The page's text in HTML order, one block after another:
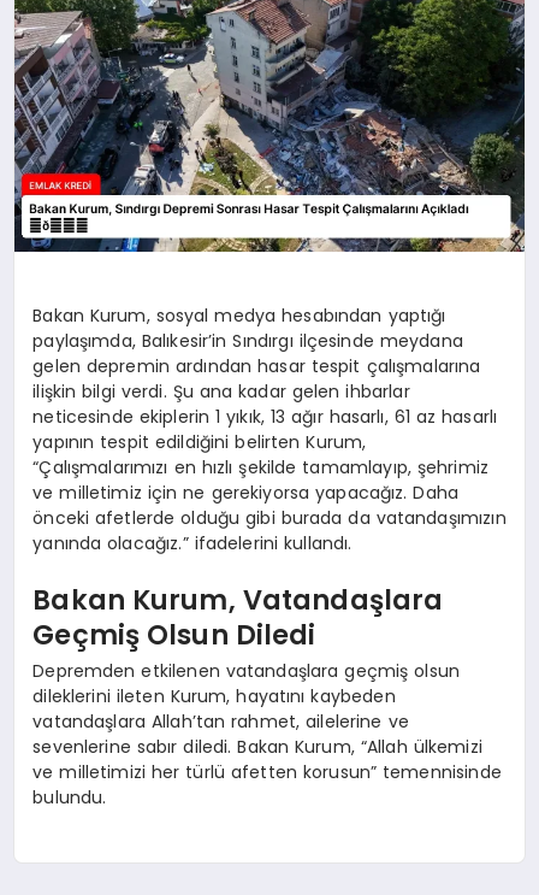
Bakan Kurum, sosyal medya hesabından yaptığı
paylaşımda, Balıkesir’in Sındırgı ilçesinde meydana
gelen depremin ardından hasar tespit çalışmalarına
ilişkin bilgi verdi. Şu ana kadar gelen ihbarlar
neticesinde ekiplerin 1 yıkık, 13 ağır hasarlı, 61 az hasarlı
yapının tespit edildiğini belirten Kurum,
“Çalışmalarımızı en hızlı şekilde tamamlayıp, şehrimiz
ve milletimiz için ne gerekiyorsa yapacağız. Daha
önceki afetlerde olduğu gibi burada da vatandaşımızın
yanında olacağız.” ifadelerini kullandı.
Bakan Kurum, Vatandaşlara
Geçmiş Olsun Diledi
Depremden etkilenen vatandaşlara geçmiş olsun
dileklerini ileten Kurum, hayatını kaybeden
vatandaşlara Allah’tan rahmet, ailelerine ve
sevenlerine sabır diledi. Bakan Kurum, “Allah ülkemizi
ve milletimizi her türlü afetten korusun” temennisinde
bulundu.